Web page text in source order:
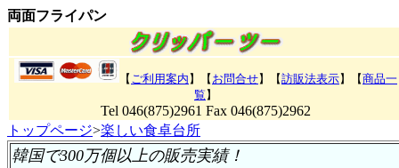
両面フライパン
【 ご利用案内 】【 お問合せ】【訪販法表示】 【商品一
覧 】
Tel 046(875)2961 Fax 046(875)2962
トップページ>楽しい食卓台所
韓国で300万個以上の販売実績！